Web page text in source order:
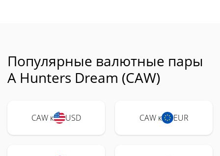
Популярные валютные пары
A Hunters Dream (CAW)
CAW к USD CAW к EUR